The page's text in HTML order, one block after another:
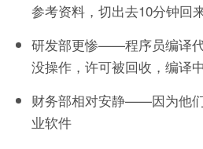
参考资料，切出去10分钟回
研发部更惨——程序员编译
没操作，许可被回收，编译
财务部相对安静——因为他
业软件